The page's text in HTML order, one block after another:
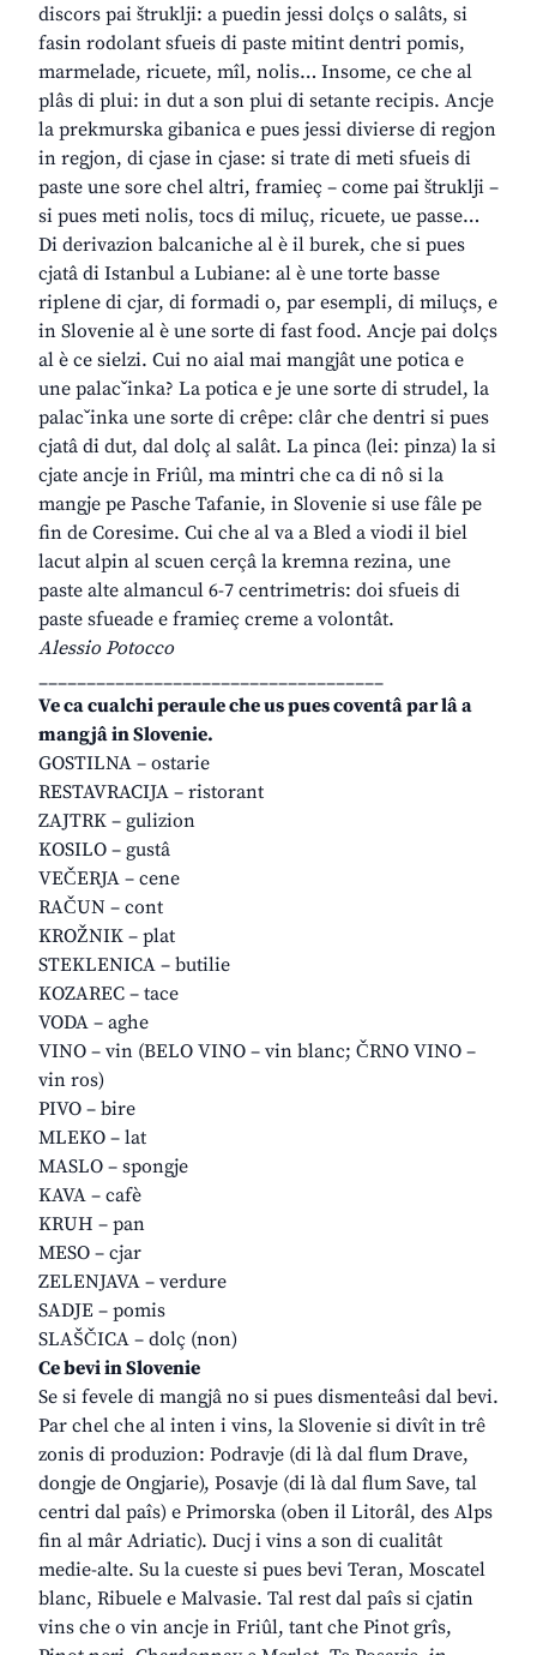
discors pai štruklji: a puedin jessi dolçs o salâts, si
fasin rodolant sfueis di paste mitint dentri pomis,
marmelade, ricuete, mîl, nolis… Insome, ce che al
plâs di plui: in dut a son plui di setante recipis. Ancje
la prekmurska gibanica e pues jessi divierse di regjon
in regjon, di cjase in cjase: si trate di meti sfueis di
paste une sore chel altri, framieç – come pai štruklji –
si pues meti nolis, tocs di miluç, ricuete, ue passe…
Di derivazion balcaniche al è il burek, che si pues
cjatâ di Istanbul a Lubiane: al è une torte basse
riplene di cjar, di formadi o, par esempli, di miluçs, e
in Slovenie al è une sorte di fast food. Ancje pai dolçs
al è ce sielzi. Cui no aial mai mangjât une potica e
une palacˇinka? La potica e je une sorte di strudel, la
palacˇinka une sorte di crêpe: clâr che dentri si pues
cjatâ di dut, dal dolç al salât. La pinca (lei: pinza) la si
cjate ancje in Friûl, ma mintri che ca di nô si la
mangje pe Pasche Tafanie, in Slovenie si use fâle pe
fin de Coresime. Cui che al va a Bled a viodi il biel
lacut alpin al scuen cerçâ la kremna rezina, une
paste alte almancul 6-7 centrimetris: doi sfueis di
paste sfueade e framieç creme a volontât.
Alessio Potocco
____________________________________
Ve ca cualchi peraule che us pues coventâ par lâ a
mangjâ in Slovenie.
GOSTILNA – ostarie
RESTAVRACIJA – ristorant
ZAJTRK – gulizion
KOSILO – gustâ
VEČERJA – cene
RAČUN – cont
KROŽNIK – plat
STEKLENICA – butilie
KOZAREC – tace
VODA – aghe
VINO – vin (BELO VINO – vin blanc; ČRNO VINO –
vin ros)
PIVO – bire
MLEKO – lat
MASLO – spongje
KAVA – cafè
KRUH – pan
MESO – cjar
ZELENJAVA – verdure
SADJE – pomis
SLAŠČICA – dolç (non)
Ce bevi in Slovenie
Se si fevele di mangjâ no si pues dismenteâsi dal bevi.
Par chel che al inten i vins, la Slovenie si divît in trê
zonis di produzion: Podravje (di là dal flum Drave,
dongje de Ongjarie), Posavje (di là dal flum Save, tal
centri dal paîs) e Primorska (oben il Litorâl, des Alps
fin al mâr Adriatic). Ducj i vins a son di cualitât
medie-alte. Su la cueste si pues bevi Teran, Moscatel
blanc, Ribuele e Malvasie. Tal rest dal paîs si cjatin
vins che o vin ancje in Friûl, tant che Pinot grîs,